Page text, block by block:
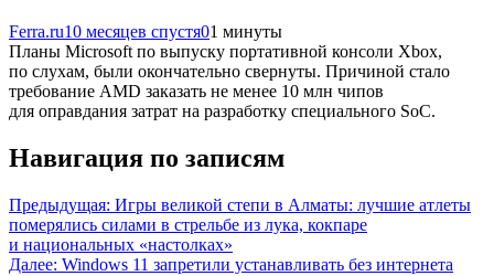
Ferra.ru10 месяцев спустя01 минуты
Планы Microsoft по выпуску портативной консоли Xbox,
по слухам, были окончательно свернуты. Причиной стало
требование AMD заказать не менее 10 млн чипов
для оправдания затрат на разработку специального SoC.
Навигация по записям
Предыдущая: Игры великой степи в Алматы: лучшие атлеты
померялись силами в стрельбе из лука, кокпаре
и национальных «настолках»
Далее: Windows 11 запретили устанавливать без интернета